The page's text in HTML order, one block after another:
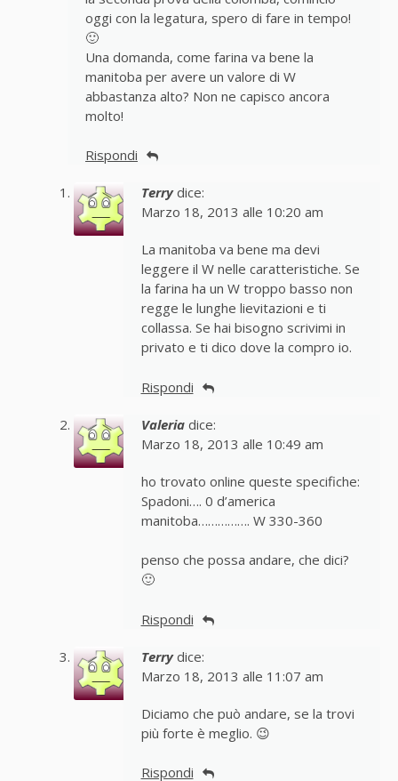
oggi con la legatura, spero di fare in tempo!
🙂
Una domanda, come farina va bene la
manitoba per avere un valore di W
abbastanza alto? Non ne capisco ancora
molto!
Rispondi
Terry dice:
Marzo 18, 2013 alle 10:20 am
La manitoba va bene ma devi
leggere il W nelle caratteristiche. Se
la farina ha un W troppo basso non
regge le lunghe lievitazioni e ti
collassa. Se hai bisogno scrivimi in
privato e ti dico dove la compro io.
Rispondi
Valeria dice:
Marzo 18, 2013 alle 10:49 am
ho trovato online queste specifiche:
Spadoni…. 0 d’america
manitoba……………. W 330-360
penso che possa andare, che dici?
🙂
Rispondi
Terry dice:
Marzo 18, 2013 alle 11:07 am
Diciamo che può andare, se la trovi
più forte è meglio. 😉
Rispondi